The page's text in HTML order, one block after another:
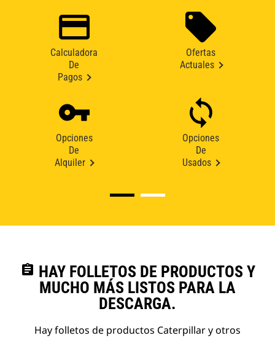
Calculadora
De
Pagos
Ofertas
Actuales
Opciones
De
Alquiler
Opciones
De
Usados
assignment HAY FOLLETOS DE PRODUCTOS Y
MUCHO MÁS LISTOS PARA LA
DESCARGA.
Hay folletos de productos Caterpillar y otros